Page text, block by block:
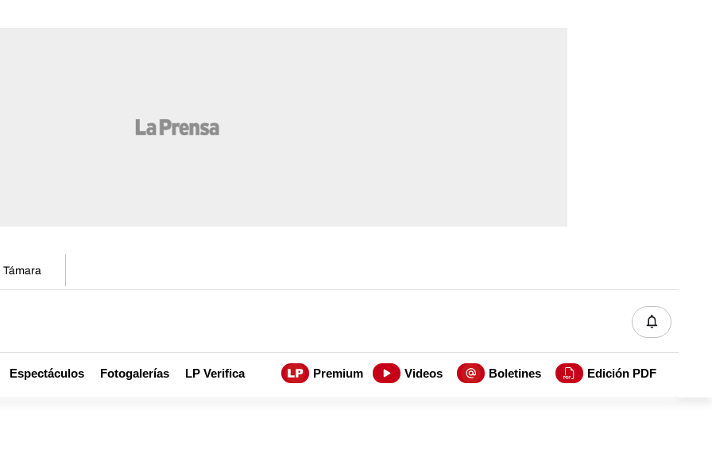
Támara
Espectáculos Fotogalerías LP Verifica Premium Videos Boletines Edición PDF